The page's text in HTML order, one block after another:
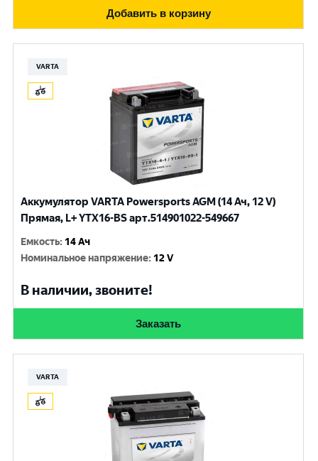
Добавить в корзину
VARTA
Аккумулятор VARTA Powersports AGM (14 Ач, 12 V)
Прямая, L+ YTX16-BS арт.514901022-549667
Емкость: 14 Ач
Номинальное напряжение: 12 V
В наличии, звоните!
Заказать
VARTA